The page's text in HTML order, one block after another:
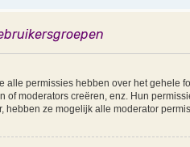
alle permissies hebben over het gehele
of moderators creëren, enz. Hun
hebben ze mogelijk alle moderator